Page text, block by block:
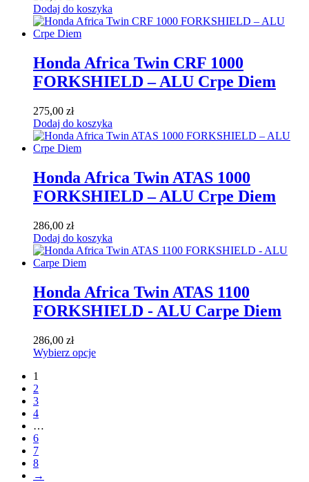
Dodaj do koszyka
Honda Africa Twin CRF 1000
FORKSHIELD – ALU Crpe Diem
275,00 zł
Dodaj do koszyka
Honda Africa Twin ATAS 1000
FORKSHIELD – ALU Crpe Diem
286,00 zł
Dodaj do koszyka
Honda Africa Twin ATAS 1100
FORKSHIELD - ALU Carpe Diem
286,00 zł
Wybierz opcje
1
2
3
4
…
6
7
8
→